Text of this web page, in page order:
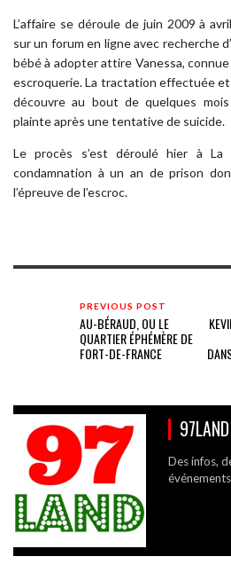
L’affaire se déroule de juin 2009 à
sur un forum en ligne avec recherche
bébé à adopter attire Vanessa,
escroquerie. La tractation effectuée et
découvre au bout de quelques
plainte après une tentative de suicide.
Le procès s’est déroulé hier à La
condamnation à un an de prison
l’épreuve de l’escroc.
PREVIOUS POST
AU-BÉRAUD, OU LE
QUARTIER ÉPHÉMÈRE DE
FORT-DE-FRANCE
97LAND
Des infos,